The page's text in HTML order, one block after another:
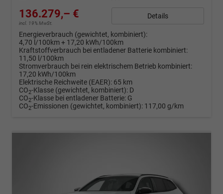
136.279,– €
incl. 19% MwSt.
Details
Energieverbrauch (gewichtet, kombiniert):
4,70 l/100km + 17,20 kWh/100km
Kraftstoffverbrauch bei entladener Batterie kombiniert:
11,50 l/100km
Stromverbrauch bei rein elektrischem Betrieb kombiniert:
17,20 kWh/100km
Elektrische Reichweite (EAER): 65 km
CO2-Klasse (gewichtet, kombiniert): D
CO2-Klasse bei entladener Batterie: G
CO2-Emissionen (gewichtet, kombiniert): 117,00 g/km